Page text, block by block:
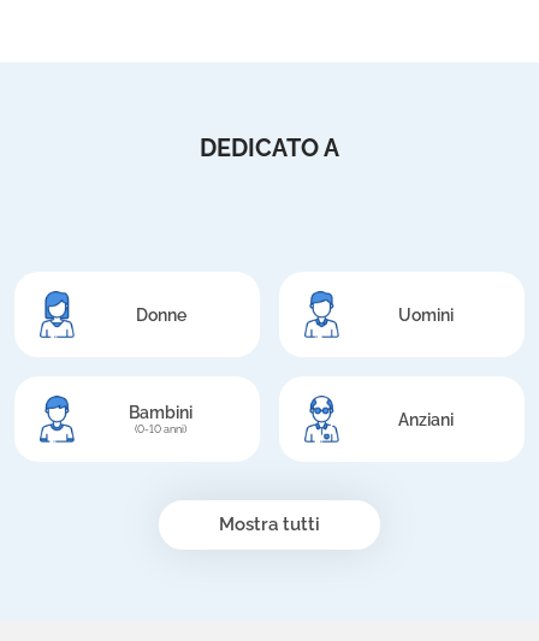
DEDICATO A
Donne Uomini
Bambini
(0-10 anni) Anziani
Mostra tutti